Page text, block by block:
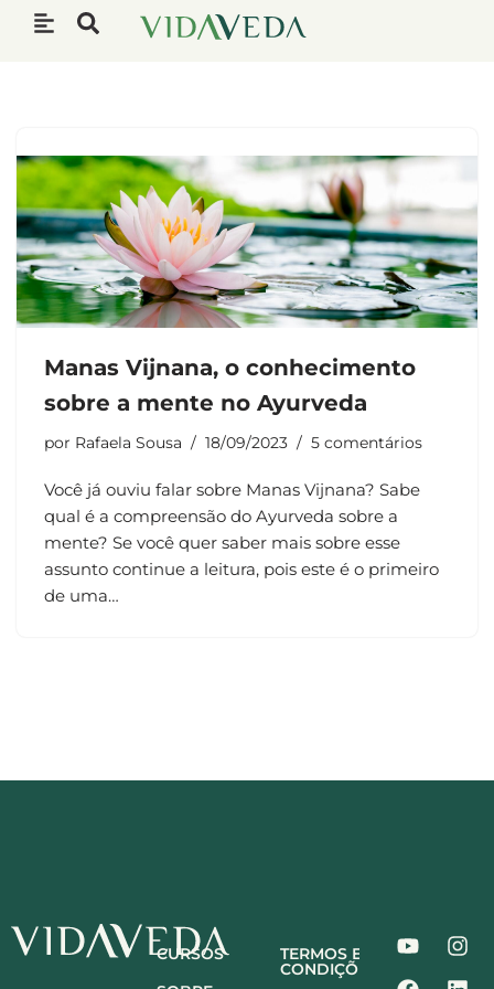
Manas Vijnana, o conhecimento
sobre a mente no Ayurveda
por Rafaela Sousa 18/09/2023 5 comentários
Você já ouviu falar sobre Manas Vijnana? Sabe
qual é a compreensão do Ayurveda sobre a
mente? Se você quer saber mais sobre esse
assunto continue a leitura, pois este é o primeiro
de uma…
CURSOS
TERMOS E
CONDIÇÕES